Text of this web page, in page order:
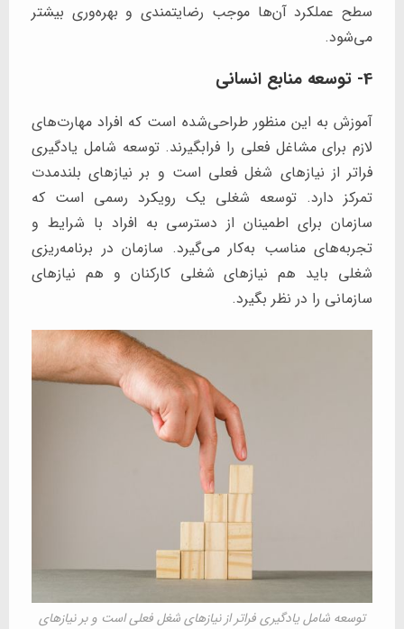
سطح عملکرد آن‌ها موجب رضایتمندی و بهره‌وری بیشتر
می‌شود.
4- توسعه منابع انسانی
آموزش به این منظور طراحی‌شده است که افراد مهارت‌های
لازم برای مشاغل فعلی را فرابگیرند. توسعه شامل یادگیری
فراتر از نیازهای شغل فعلی است و بر نیازهای بلندمدت
تمرکز دارد. توسعه شغلی یک رویکرد رسمی است که
سازمان برای اطمینان از دسترسی به افراد با شرایط و
تجربه‌های مناسب به‌کار می‌گیرد. سازمان در برنامه‌ریزی
شغلی باید هم نیازهای شغلی کارکنان و هم نیازهای
سازمانی را در نظر بگیرد.
توسعه شامل یادگیری فراتر از نیازهای شغل فعلی است و بر نیازهای